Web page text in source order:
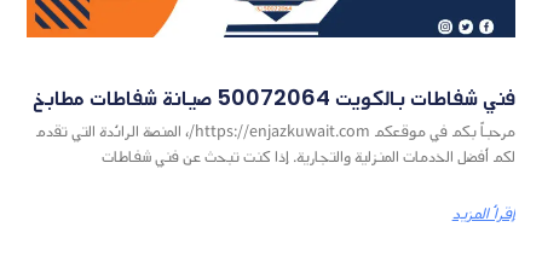
فني شفاطات بالكويت 50072064 صيانة شفاطات مطابخ
مرحباً بكم في موقعكم https://enjazkuwait.com/، المنصة الرائدة التي تقدم
لكم أفضل الخدمات المنزلية والتجارية. إذا كنت تبحث عن فني شفاطات
إقرأ المزيد